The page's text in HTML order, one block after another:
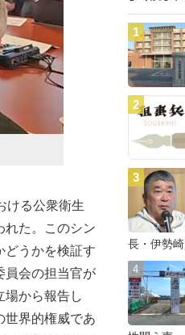
る公衆衛生
れた。このシン
どうかを検証す
員会の担当官が
場から報告し
世界的権威であ
長・伊勢